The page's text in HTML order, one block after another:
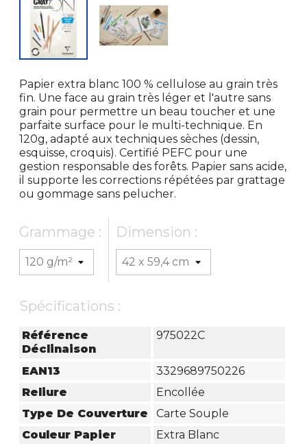
Papier extra blanc 100 % cellulose au grain très
fin. Une face au grain très léger et l'autre sans
grain pour permettre un beau toucher et une
parfaite surface pour le multi-technique. En
120g, adapté aux techniques sèches (dessin,
esquisse, croquis). Certifié PEFC pour une
gestion responsable des forêts. Papier sans acide,
il supporte les corrections répétées par grattage
ou gommage sans pelucher.
Grammage : Dimension :
Spécifications :
Référence
Déclinaison
975022C
EAN13
3329689750226
Reliure
Encollée
Type De Couverture
Carte Souple
Couleur Papier
Extra Blanc